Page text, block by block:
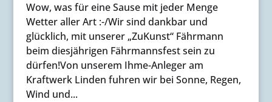
Wow, was für eine Sause mit jeder Menge
Wetter aller Art :-/Wir sind dankbar und
glücklich, mit unserer „ZuKunst“ Fährmann
beim diesjährigen Fährmannsfest sein zu
dürfen!Von unserem Ihme-Anleger am
Kraftwerk Linden fuhren wir bei Sonne, Regen,
Wind und...